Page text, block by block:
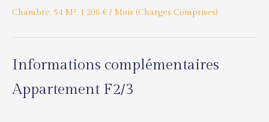
Chambre, 54 M², 1 206 € / Mois (Charges Comprises)
Informations complémentaires
Appartement F2/3